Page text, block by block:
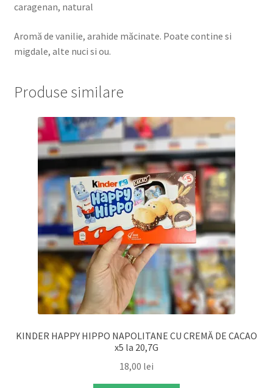
caragenan, natural
Aromă de vanilie, arahide măcinate. Poate contine si
migdale, alte nuci si ou.
Produse similare
KINDER HAPPY HIPPO NAPOLITANE CU CREMĂ DE CACAO
x5 la 20,7G
18,00 lei